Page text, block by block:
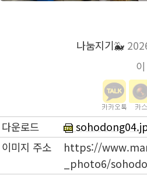
나눔지기🐳
다운로드
이미지 주소
https://
_photo6/